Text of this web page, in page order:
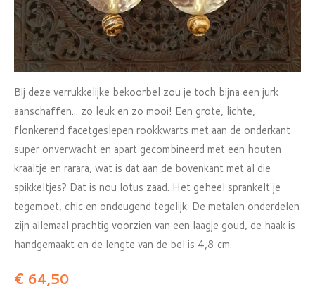
Bij deze verrukkelijke bekoorbel zou je toch bijna een jurk
aanschaffen... zo leuk en zo mooi! Een grote, lichte,
flonkerend facetgeslepen rookkwarts met aan de onderkant
super onverwacht en apart gecombineerd met een houten
kraaltje en rarara, wat is dat aan de bovenkant met al die
spikkeltjes? Dat is nou lotus zaad. Het geheel sprankelt je
tegemoet, chic en ondeugend tegelijk. De metalen onderdelen
zijn allemaal prachtig voorzien van een laagje goud, de haak is
handgemaakt en de lengte van de bel is 4,8 cm.​
€ 64,50